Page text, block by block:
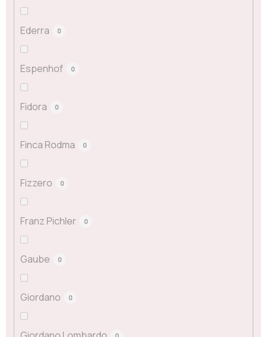
Ederra 0
Espenhof 0
Fidora 0
Finca Rodma 0
Fizzero 0
Franz Pichler 0
Gaube 0
Giordano 0